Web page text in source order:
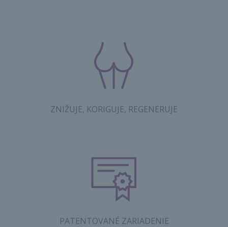
ZNIŽUJE, KORIGUJE, REGENERUJE
PATENTOVANÉ ZARIADENIE